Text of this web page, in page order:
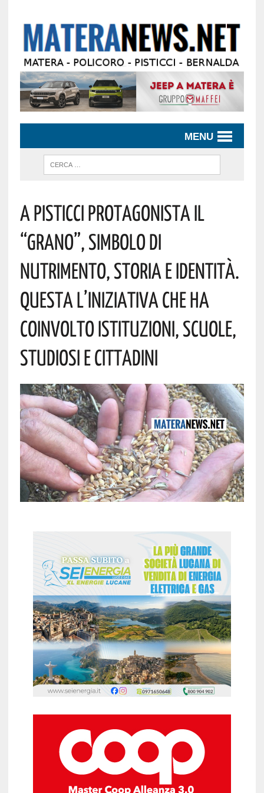
MENU
A Pisticci Protagonista Il
“Grano”, Simbolo Di
Nutrimento, Storia E Identità.
Questa L’iniziativa Che Ha
Coinvolto Istituzioni, Scuole,
Studiosi E Cittadini